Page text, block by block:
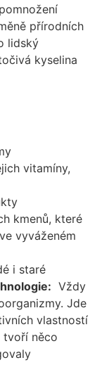
přírodních
lidský
kyselina
vitamíny,
kmenů, které
vyváženém
i staré
Vždy
Jde
vlastností
tvoří něco